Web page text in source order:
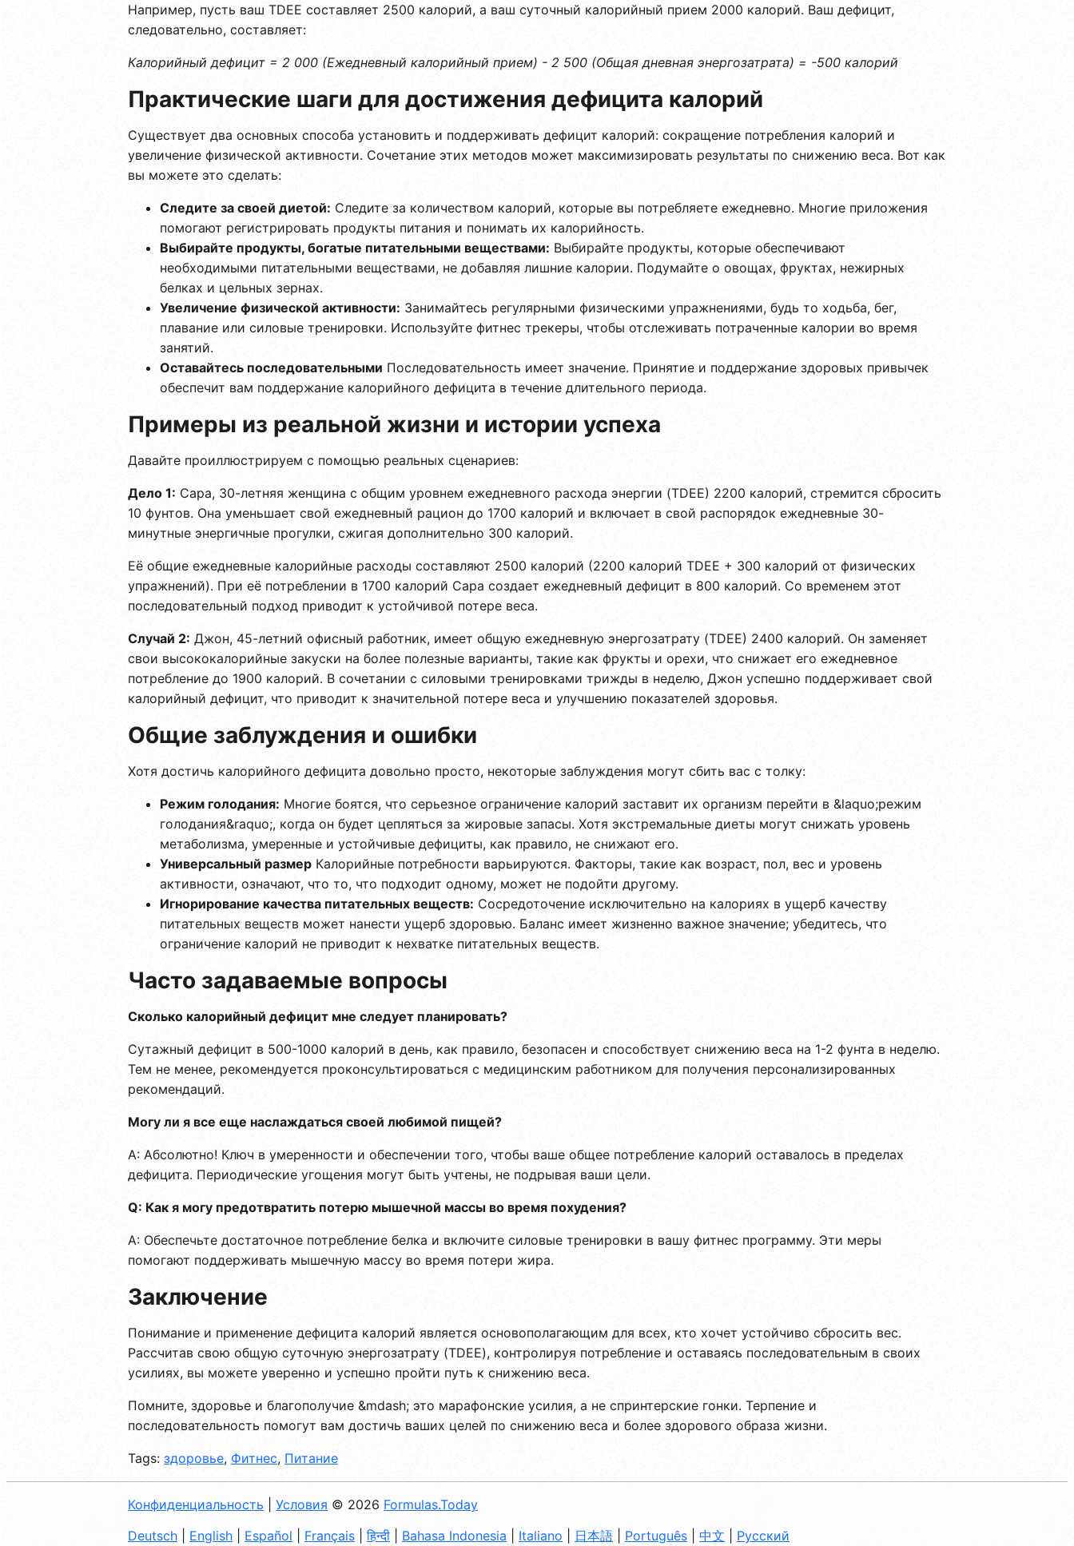
Например, пусть ваш TDEE составляет 2500 калорий, а ваш суточный калорийный прием 2000 калорий. Ваш дефицит,
следовательно, составляет:
Калорийный дефицит = 2 000 (Ежедневный калорийный прием) - 2 500 (Общая дневная энергозатрата) = -500 калорий
Практические шаги для достижения дефицита калорий
Существует два основных способа установить и поддерживать дефицит калорий: сокращение потребления калорий и
увеличение физической активности. Сочетание этих методов может максимизировать результаты по снижению веса. Вот как
вы можете это сделать:
Следите за своей диетой: Следите за количеством калорий, которые вы потребляете ежедневно. Многие приложения
помогают регистрировать продукты питания и понимать их калорийность.
Выбирайте продукты, богатые питательными веществами: Выбирайте продукты, которые обеспечивают
необходимыми питательными веществами, не добавляя лишние калории. Подумайте о овощах, фруктах, нежирных
белках и цельных зернах.
Увеличение физической активности: Занимайтесь регулярными физическими упражнениями, будь то ходьба, бег,
плавание или силовые тренировки. Используйте фитнес трекеры, чтобы отслеживать потраченные калории во время
занятий.
Оставайтесь последовательными Последовательность имеет значение. Принятие и поддержание здоровых привычек
обеспечит вам поддержание калорийного дефицита в течение длительного периода.
Примеры из реальной жизни и истории успеха
Давайте проиллюстрируем с помощью реальных сценариев:
Дело 1: Сара, 30-летняя женщина с общим уровнем ежедневного расхода энергии (TDEE) 2200 калорий, стремится сбросить
10 фунтов. Она уменьшает свой ежедневный рацион до 1700 калорий и включает в свой распорядок ежедневные 30-
минутные энергичные прогулки, сжигая дополнительно 300 калорий.
Её общие ежедневные калорийные расходы составляют 2500 калорий (2200 калорий TDEE + 300 калорий от физических
упражнений). При её потреблении в 1700 калорий Сара создает ежедневный дефицит в 800 калорий. Со временем этот
последовательный подход приводит к устойчивой потере веса.
Случай 2: Джон, 45-летний офисный работник, имеет общую ежедневную энергозатрату (TDEE) 2400 калорий. Он заменяет
свои высококалорийные закуски на более полезные варианты, такие как фрукты и орехи, что снижает его ежедневное
потребление до 1900 калорий. В сочетании с силовыми тренировками трижды в неделю, Джон успешно поддерживает свой
калорийный дефицит, что приводит к значительной потере веса и улучшению показателей здоровья.
Общие заблуждения и ошибки
Хотя достичь калорийного дефицита довольно просто, некоторые заблуждения могут сбить вас с толку:
Режим голодания: Многие боятся, что серьезное ограничение калорий заставит их организм перейти в &laquo;режим
голодания&raquo;, когда он будет цепляться за жировые запасы. Хотя экстремальные диеты могут снижать уровень
метаболизма, умеренные и устойчивые дефициты, как правило, не снижают его.
Универсальный размер Калорийные потребности варьируются. Факторы, такие как возраст, пол, вес и уровень
активности, означают, что то, что подходит одному, может не подойти другому.
Игнорирование качества питательных веществ: Сосредоточение исключительно на калориях в ущерб качеству
питательных веществ может нанести ущерб здоровью. Баланс имеет жизненно важное значение; убедитесь, что
ограничение калорий не приводит к нехватке питательных веществ.
Часто задаваемые вопросы
Сколько калорийный дефицит мне следует планировать?
Сутажный дефицит в 500-1000 калорий в день, как правило, безопасен и способствует снижению веса на 1-2 фунта в неделю.
Тем не менее, рекомендуется проконсультироваться с медицинским работником для получения персонализированных
рекомендаций.
Могу ли я все еще наслаждаться своей любимой пищей?
A: Абсолютно! Ключ в умеренности и обеспечении того, чтобы ваше общее потребление калорий оставалось в пределах
дефицита. Периодические угощения могут быть учтены, не подрывая ваши цели.
Q: Как я могу предотвратить потерю мышечной массы во время похудения?
A: Обеспечьте достаточное потребление белка и включите силовые тренировки в вашу фитнес программу. Эти меры
помогают поддерживать мышечную массу во время потери жира.
Заключение
Понимание и применение дефицита калорий является основополагающим для всех, кто хочет устойчиво сбросить вес.
Рассчитав свою общую суточную энергозатрату (TDEE), контролируя потребление и оставаясь последовательным в своих
усилиях, вы можете уверенно и успешно пройти путь к снижению веса.
Помните, здоровье и благополучие &mdash; это марафонские усилия, а не спринтерские гонки. Терпение и
последовательность помогут вам достичь ваших целей по снижению веса и более здорового образа жизни.
Tags: здоровье, Фитнес, Питание
Конфиденциальность Условия © 2026 Formulas.Today
Deutsch
English Español Français |हिन्दी Bahasa Indonesia Italiano 日本語 Português 中文 Русский